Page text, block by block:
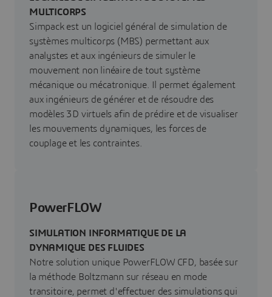
MULTICORPS
Simpack est un logiciel général de simulation de
systèmes multicorps (MBS) permettant aux
analystes et aux ingénieurs de simuler le
mouvement non linéaire de tout système
mécanique ou mécatronique. Il permet également
aux ingénieurs de générer et de résoudre des
modèles 3D virtuels afin de prédire et de visualiser
les mouvements dynamiques, les forces de
couplage et les contraintes.
PowerFLOW
SIMULATION INFORMATIQUE DE LA
DYNAMIQUE DES FLUIDES
Notre solution unique PowerFLOW CFD, basée sur
la méthode Boltzmann sur réseau en mode
transitoire, permet d'effectuer des simulations qui